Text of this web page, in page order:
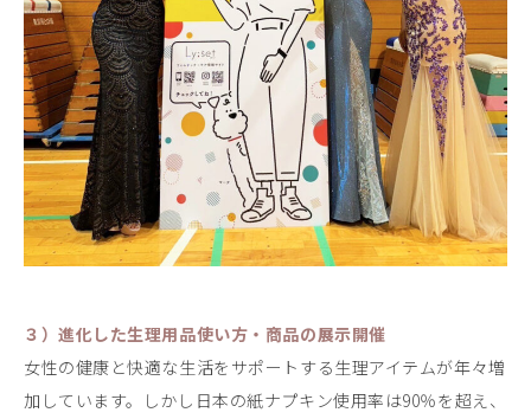
３）進化した生理用品使い方・商品の展示開催
女性の健康と快適な生活をサポートする生理アイテムが年々増
加しています。しかし日本の紙ナプキン使用率は90％を超え、